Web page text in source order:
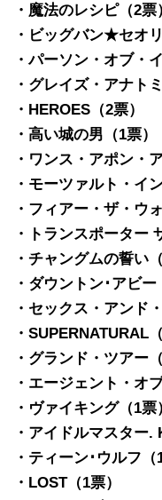
・魔法のレシピ（2票
・ビッグバン★セオリ
・パーソン・オブ・
・グレイズ・アナト
・HEROES（2票）
・高い城の男（1票）
・ワンス・アポン・
・モーツァルト・イ
・フィアー・ザ・ウ
・トランスポーター
・チャングムの誓い（
・ダウントン･アビー
・セックス・アンド
・SUPERNATURAL
・グランド・ツアー（
・エージェント・オ
・ヴァイキング（1票
・アイドルマスター.
・ティーン･ウルフ（1
・LOST（1票）